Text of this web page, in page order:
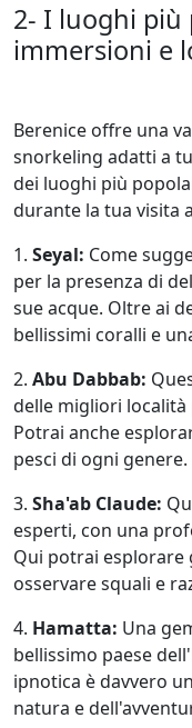
2- I luoghi più
immersioni e
Berenice offre una
snorkeling adatti a
dei luoghi più
durante la tua visita
1. Seyal: Come
per la presenza di
sue acque. Oltre ai
bellissimi coralli e
2. Abu Dabbab:
delle migliori
Potrai anche
pesci di ogni genere.
3. Sha'ab Claude:
esperti, con una
Qui potrai
osservare squali e
4. Hamatta: Una
bellissimo paese
ipnotica è davvero
natura e